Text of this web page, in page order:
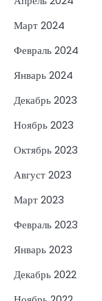
Март 2024
Февраль 2024
Январь 2024
Декабрь 2023
Ноябрь 2023
Октябрь 2023
Август 2023
Март 2023
Февраль 2023
Январь 2023
Декабрь 2022